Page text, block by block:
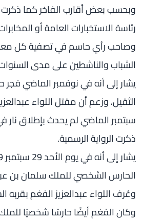
وبحسب بعض أقارب الفاخر كما ذكرت
رئاسة الاستخبارات العامة أو
وصاحب رأي حاسم في تصفية كل
الشباب والناشطين على مدى
يشار إلى أنه في نوفمبر الماضي فجر
الثقيل، وزعم أن مقتل اللواء
سبتمبر الماضي لم يحدث بإطلاق
ذكرت الرواية الرسمية.
الحارس الشخصي للملك سلمان بن
وعُرف اللواء عبدالعزيز الفغم
وكان الفغم أيضًا حارسًا شخصيًا للملك